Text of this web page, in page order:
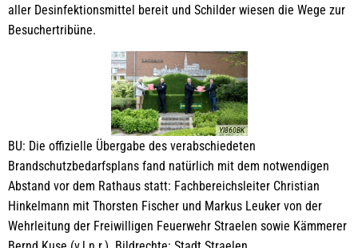
aller Desinfektionsmittel bereit und Schilder wiesen die Wege zur
Besuchertribüne.
YI860BK
BU: Die offizielle Übergabe des verabschiedeten
Brandschutzbedarfsplans fand natürlich mit dem notwendigen
Abstand vor dem Rathaus statt: Fachbereichsleiter Christian
Hinkelmann mit Thorsten Fischer und Markus Leuker von der
Wehrleitung der Freiwilligen Feuerwehr Straelen sowie Kämmerer